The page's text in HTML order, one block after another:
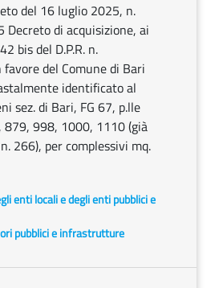
del 16 luglio 2025, n.
Decreto di acquisizione, ai
bis del D.P.R. n.
del Comune di Bari
identificato al
sez. di Bari, FG 67, p.lle
879, 998, 1000, 1110 (già
266), per complessivi mq.
enti locali e degli enti pubblici e
pubblici e infrastrutture